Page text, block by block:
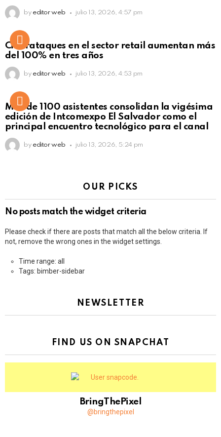
by editor web julio 13, 2026, 4:57 pm
Ciberataques en el sector retail aumentan más
del 100% en tres años
by editor web julio 13, 2026, 4:53 pm
Más de 1100 asistentes consolidan la vigésima
edición de Intcomexpo El Salvador como el
principal encuentro tecnológico para el canal
by editor web julio 13, 2026, 5:24 pm
OUR PICKS
No posts match the widget criteria
Please check if there are posts that match all the below criteria. If
not, remove the wrong ones in the widget settings.
Time range: all
Tags: bimber-sidebar
NEWSLETTER
FIND US ON SNAPCHAT
BringThePixel
@bringthepixel